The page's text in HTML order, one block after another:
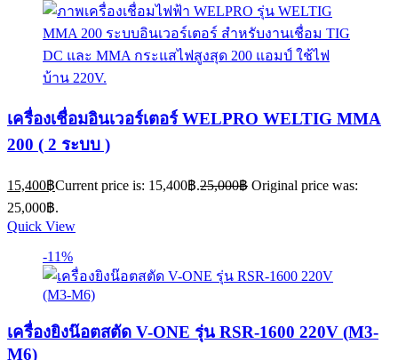
เครื่องเชื่อมอินเวอร์เตอร์ WELPRO WELTIG MMA
200 ( 2 ระบบ )
15,400฿Current price is: 15,400฿.25,000฿ Original price was:
25,000฿.
Quick View
-11%
เครื่องยิงน๊อตสตัด V-ONE รุ่น RSR-1600 220V (M3-
M6)